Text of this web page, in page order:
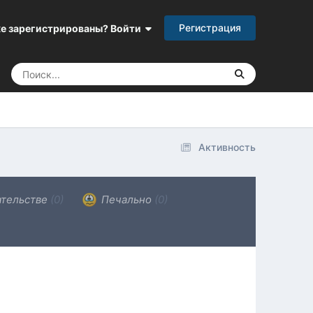
зарегистрированы? Войти Регистрация
Активность
(0) Печально (0)